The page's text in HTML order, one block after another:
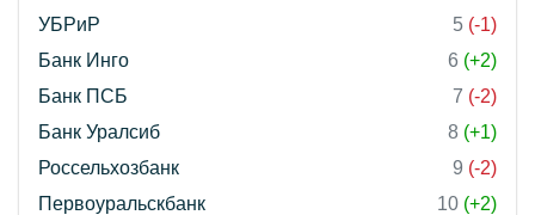
УБРиР
5 (-1)
Банк Инго
6 (+2)
Банк ПСБ
7 (-2)
Банк Уралсиб
8 (+1)
Россельхозбанк
9 (-2)
Первоуральскбанк
10 (+2)